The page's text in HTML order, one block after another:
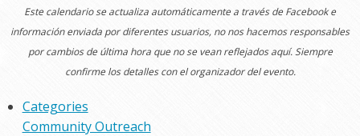
Este calendario se actualiza automáticamente a través de Facebook e
información enviada por diferentes usuarios, no nos hacemos responsables
por cambios de última hora que no se vean reflejados aquí. Siempre
confirme los detalles con el organizador del evento.
Categories
Community Outreach